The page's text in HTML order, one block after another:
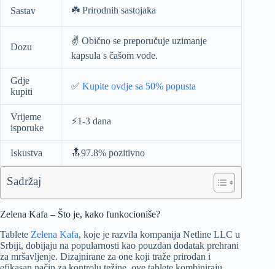
Sastav ☘️ Prirodnih sastojaka
Dozu
✌️ Obično se preporučuje uzimanje
kapsula s čašom vode.
Gdje
kupiti
✅ Kupite ovdje sa 50% popusta
Vrijeme
isporuke
⚡️1-3 dana
Iskustva 🔝97.8% pozitivno
Sadržaj
Zelena Kafa – Što je, kako funkocioniše?
Tablete Zelena Kafa, koje je razvila kompanija Netline LLC u
Srbiji, dobijaju na popularnosti kao pouzdan dodatak prehrani
za mršavljenje. Dizajnirane za one koji traže prirodan i